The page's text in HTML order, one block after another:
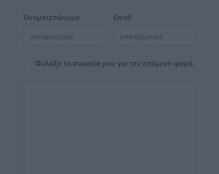
Όνοματεπώνυμο Email
Φύλαξε τα στοιχεία μου για την επόμενη φορά.